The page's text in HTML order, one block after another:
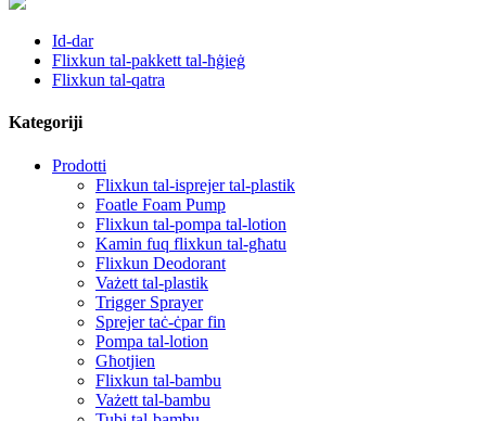
Id-dar
Flixkun tal-pakkett tal-ħġieġ
Flixkun tal-qatra
Kategoriji
Prodotti
Flixkun tal-isprejer tal-plastik
Foatle Foam Pump
Flixkun tal-pompa tal-lotion
Kamin fuq flixkun tal-għatu
Flixkun Deodorant
Vażett tal-plastik
Trigger Sprayer
Sprejer taċ-ċpar fin
Pompa tal-lotion
Għotjien
Flixkun tal-bambu
Vażett tal-bambu